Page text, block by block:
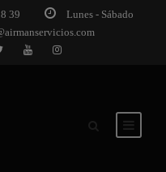
39
Lunes - Sábado